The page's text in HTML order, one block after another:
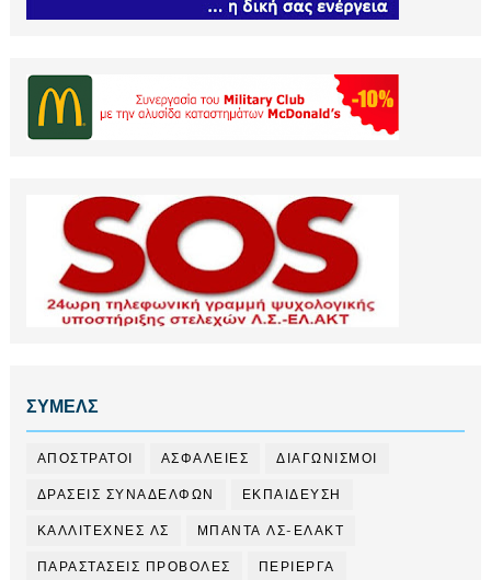
ΣΥΜΕΛΣ
ΑΠΟΣΤΡΑΤΟΙ ΑΣΦΑΛΕΙΕΣ ΔΙΑΓΩΝΙΣΜΟΙ
ΔΡΑΣΕΙΣ ΣΥΝΑΔΕΛΦΩΝ ΕΚΠΑΙΔΕΥΣΗ
ΚΑΛΛΙΤΕΧΝΕΣ ΛΣ ΜΠΑΝΤΑ ΛΣ-ΕΛΑΚΤ
ΠΑΡΑΣΤΑΣΕΙΣ ΠΡΟΒΟΛΕΣ ΠΕΡΙΕΡΓΑ